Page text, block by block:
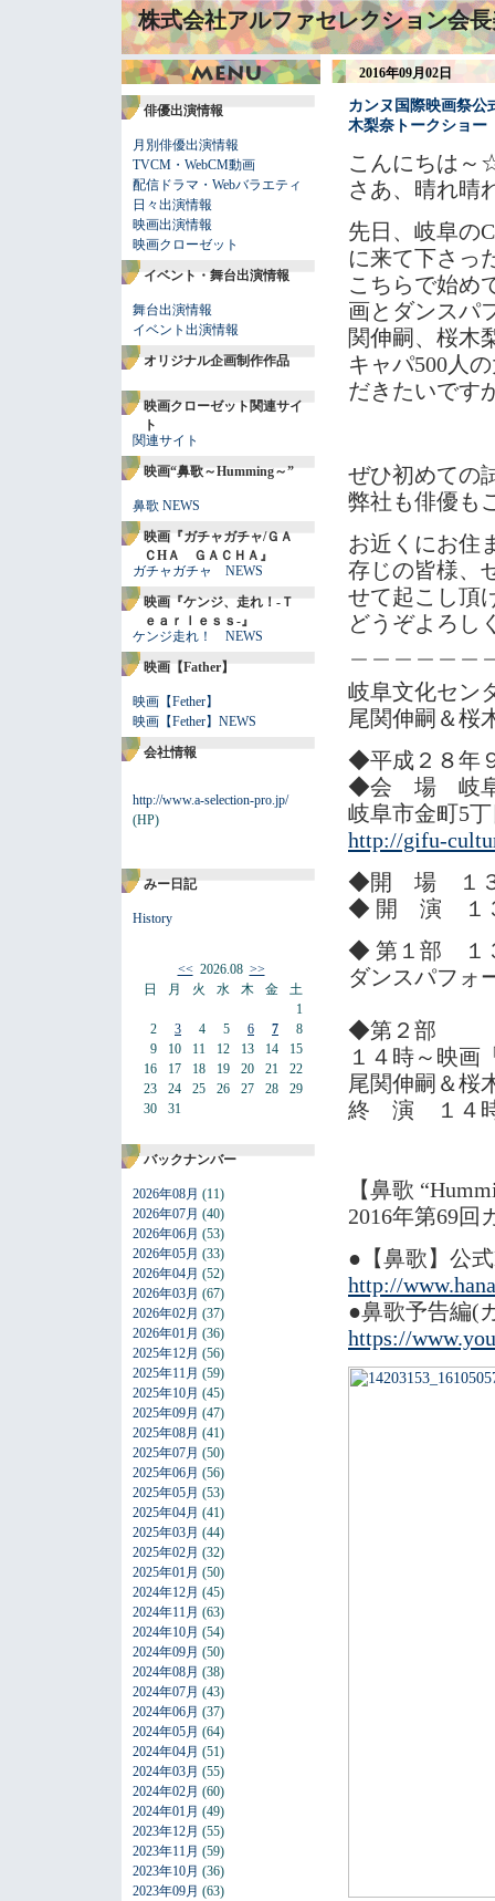
株式会社アルファセレクション会
俳優出演情報
月別俳優出演情報
TVCM・WebCM動画
配信ドラマ・Webバラエティ
日々出演情報
映画出演情報
映画クローゼット
イベント・舞台出演情報
舞台出演情報
イベント出演情報
オリジナル企画制作作品
映画クローゼット関連サイ
ト
関連サイト
映画“鼻歌～Humming～”
鼻歌 NEWS
映画『ガチャガチャ/ＧＡ
ＣHＡ ＧＡＣＨＡ』
ガチャガチャ NEWS
映画『ケンジ、走れ！-Ｔ
ｅａｒｌｅｓｓ-』
ケンジ走れ！ NEWS
映画【Father】
映画【Fether】
映画【Fether】NEWS
会社情報
http://www.a-selection-pro.jp/
(HP)
みー日記
History
<<2026.08 >>
日
2
9
16
23
30
月
3
10
17
24
31
火
4
11
18
25
水
5
12
19
26
木
6
13
20
27
金
7
14
21
28
土
1
8
15
22
29
バックナンバー
2026年08月 (11)
2026年07月 (40)
2026年06月 (53)
2026年05月 (33)
2026年04月 (52)
2026年03月 (67)
2026年02月 (37)
2026年01月 (36)
2025年12月 (56)
2025年11月 (59)
2025年10月 (45)
2025年09月 (47)
2025年08月 (41)
2025年07月 (50)
2025年06月 (56)
2025年05月 (53)
2025年04月 (41)
2025年03月 (44)
2025年02月 (32)
2025年01月 (50)
2024年12月 (45)
2024年11月 (63)
2024年10月 (54)
2024年09月 (50)
2024年08月 (38)
2024年07月 (43)
2024年06月 (37)
2024年05月 (64)
2024年04月 (51)
2024年03月 (55)
2024年02月 (60)
2024年01月 (49)
2023年12月 (55)
2023年11月 (59)
2023年10月 (36)
2023年09月 (63)
2016年09月02日
カンヌ国際映画祭公
木梨奈トークショー
こんにちは～
さあ、晴れ晴
先日、岐阜の
に来て下さっ
こちらで始め
画とダンスパ
関伸嗣、桜木
キャパ500人
だきたいです
ぜひ初めての
弊社も俳優も
お近くにお住
存じの皆様、
せて起こし頂
どうぞよろし
岐阜文化セン
尾関伸嗣＆桜
◆平成２８年
◆会 場 岐阜
岐阜市金町5
http://gifu-
◆開 場 １
◆ 開 演 １
◆ 第１部
ダンスパフォ
◆第２部
１４時～映
尾関伸嗣＆桜
終 演 １４
【鼻歌
2016年第69回
●【鼻歌】公
http://
●鼻歌予告編(
https://